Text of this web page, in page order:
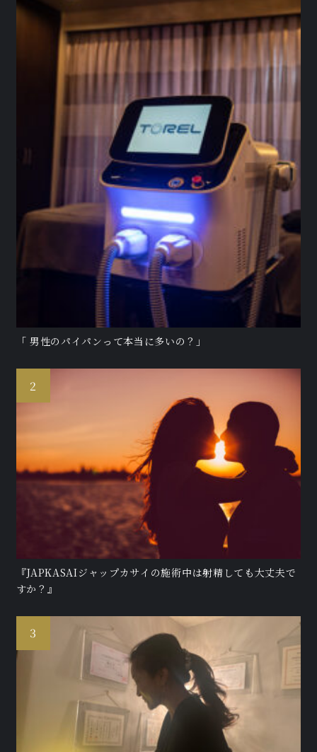
「 男性のパイパンって本当に多いの？」
『JAPKASAIジャップカサイの施術中は射精しても大丈夫で
すか？』